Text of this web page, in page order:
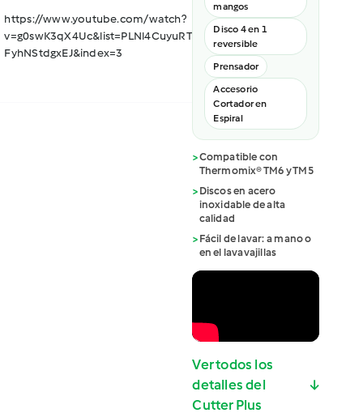
https://www.youtube.com/watch?
v=g0swK3qX4Uc&list=PLNl4CuyuRT4sWSi8jKr8J-
FyhNStdgxEJ&index=3
mangos
Disco 4 en 1
reversible
Prensador
Accesorio
Cortador en
Espiral
>Compatible con
Thermomix® TM6 y TM5
> Discos en acero
inoxidable de alta
calidad
> Fácil de lavar: a mano o
en el lavavajillas
Ver todos los
detalles del
Cutter Plus
↓